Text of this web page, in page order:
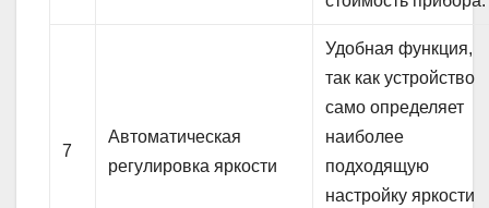
7
Автоматическая
регулировка яркости
Удобная функция,
так как устройство
само определяет
наиболее
подходящую
настройку яркости